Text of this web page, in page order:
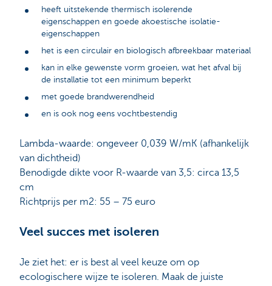
heeft uitstekende thermisch isolerende
eigenschappen en goede akoestische isolatie-
eigenschappen
het is een circulair en biologisch afbreekbaar materiaal
kan in elke gewenste vorm groeien, wat het afval bij
de installatie tot een minimum beperkt
met goede brandwerendheid
en is ook nog eens vochtbestendig
Lambda-waarde: ongeveer 0,039 W/mK (afhankelijk
van dichtheid)
Benodigde dikte voor R-waarde van 3,5: circa 13,5
cm
Richtprijs per m2: 55 – 75 euro
Veel succes met isoleren
Je ziet het: er is best al veel keuze om op
ecologischere wijze te isoleren. Maak de juiste